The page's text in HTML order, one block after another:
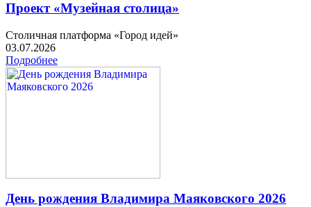
Проект «Музейная столица»
Столичная платформа «Город идей»
03.07.2026
Подробнее
День рождения Владимира Маяковского 2026